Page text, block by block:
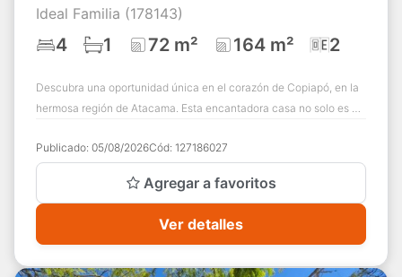
Ideal Familia (178143)
4 1 72 m² 164 m² 2
Descubra una oportunidad única en el corazón de Copiapó, en la
hermosa región de Atacama. Esta encantadora casa no solo es un
Publicado: 05/08/2026Cód: 127186027
Agregar a favoritos
Ver detalles